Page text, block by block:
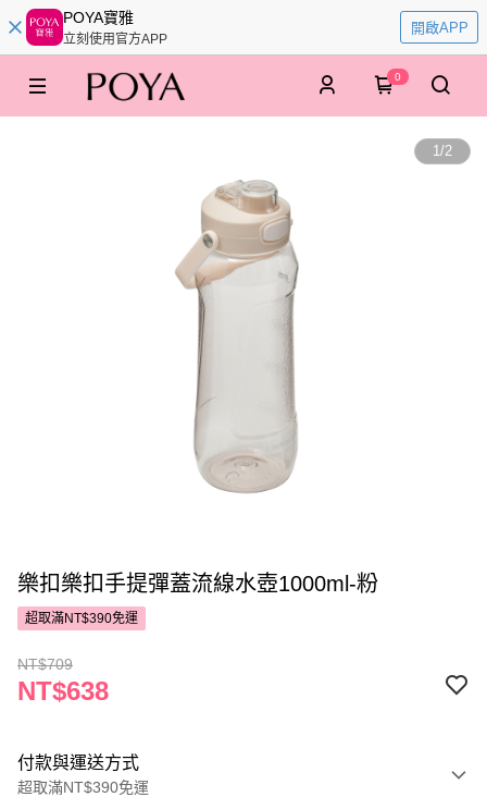
POYA寶雅
立刻使用官方APP
開啟APP
0
1/2
樂扣樂扣手提彈蓋流線水壺1000ml-粉
超取滿NT$390免運
NT$709
NT$638
付款與運送方式
超取滿NT$390免運